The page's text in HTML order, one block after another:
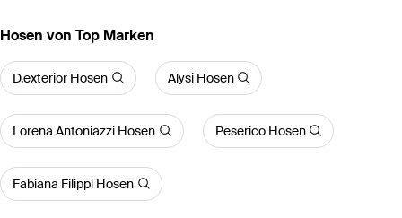
Hosen von Top Marken
D.exterior Hosen Alysi Hosen
Lorena Antoniazzi Hosen Peserico Hosen
Fabiana Filippi Hosen